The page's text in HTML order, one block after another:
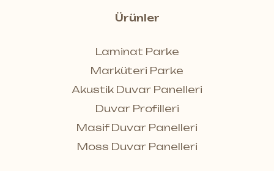
Ürünler
Laminat Parke
Marküteri Parke
Akustik Duvar Panelleri
Duvar Profilleri
Masif Duvar Panelleri
Moss Duvar Panelleri